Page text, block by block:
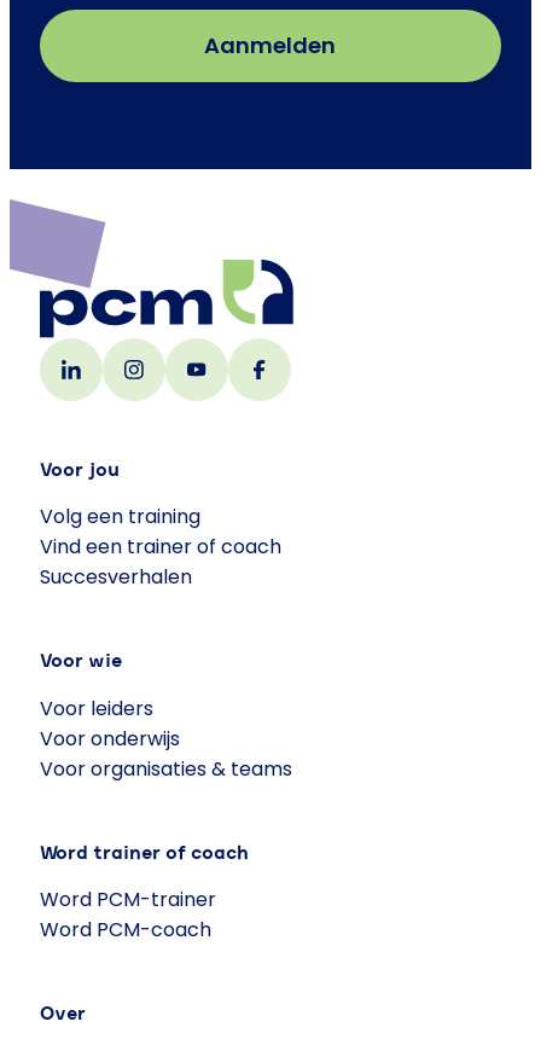
Voor jou
Volg een training
Vind een trainer of coach
Succesverhalen
Voor wie
Voor leiders
Voor onderwijs
Voor organisaties & teams
Word trainer of coach
Word PCM-trainer
Word PCM-coach
Over